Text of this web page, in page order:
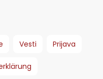
Vesti Prijava